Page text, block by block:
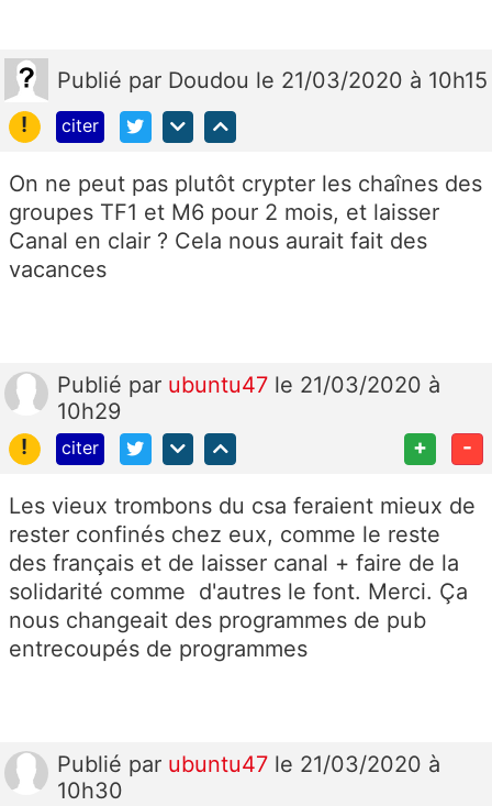
Publié par Doudou le 21/03/2020 à 10h15
!
citer
On ne peut pas plutôt crypter les chaînes des
groupes TF1 et M6 pour 2 mois, et laisser
Canal en clair ? Cela nous aurait fait des
vacances
Publié par ubuntu47 le 21/03/2020 à
10h29
!
citer + -
Les vieux trombons du csa feraient mieux de
rester confinés chez eux, comme le reste
des français et de laisser canal + faire de la
solidarité comme d'autres le font. Merci. Ça
nous changeait des programmes de pub
entrecoupés de programmes
Publié par ubuntu47 le 21/03/2020 à
10h30